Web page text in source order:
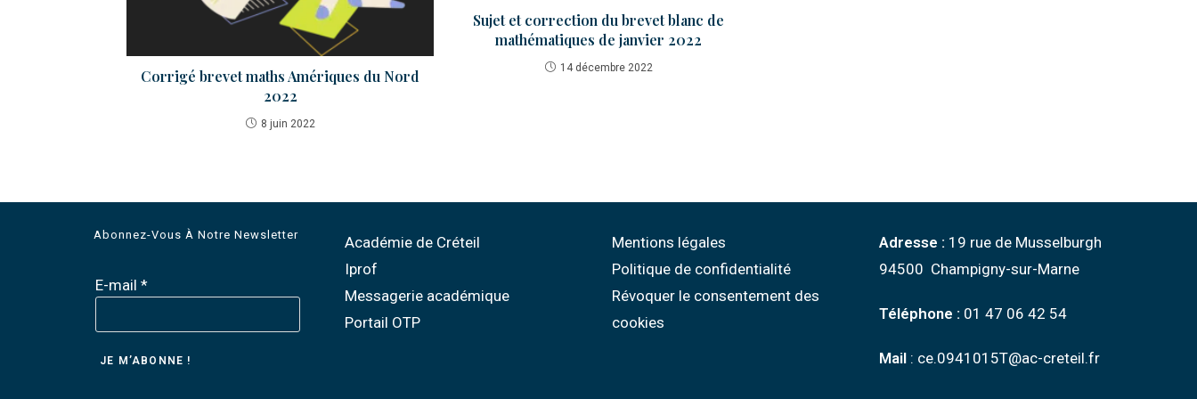
Corrigé brevet maths Amériques du Nord
2022
8 juin 2022
Sujet et correction du brevet blanc de
mathématiques de janvier 2022
14 décembre 2022
Abonnez-Vous À Notre Newsletter
E-mail *
Académie de Créteil
Iprof
Messagerie académique
Portail OTP
Mentions légales
Politique de confidentialité
Révoquer le consentement des
cookies
Adresse : 19 rue de Musselburgh
94500 Champigny-sur-Marne
Téléphone : 01 47 06 42 54
Mail : ce.0941015T@ac-creteil.fr